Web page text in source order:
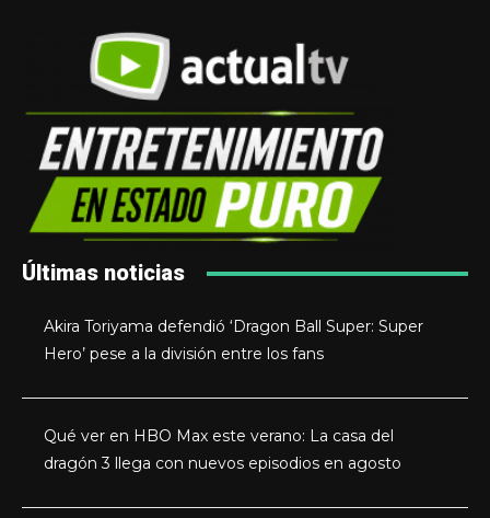
Últimas noticias
Akira Toriyama defendió ‘Dragon Ball Super: Super
Hero’ pese a la división entre los fans
Qué ver en HBO Max este verano: La casa del
dragón 3 llega con nuevos episodios en agosto